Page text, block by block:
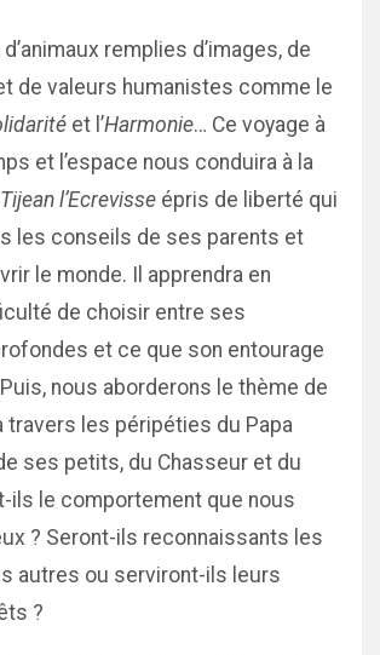
remplies d’images, de
de valeurs humanistes comme le
et l’Harmonie… Ce voyage à
et l’espace nous conduira à la
Tijean l’Ecrevisse épris de liberté qui
les conseils de ses parents et
le monde. Il apprendra en
de choisir entre ses
et ce que son entourage
nous aborderons le thème de
travers les péripéties du Papa
ses petits, du Chasseur et du
ils le comportement que nous
? Seront-ils reconnaissants les
autres ou serviront-ils leurs
?